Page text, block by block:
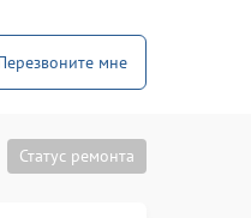
мне
Статус ремонта